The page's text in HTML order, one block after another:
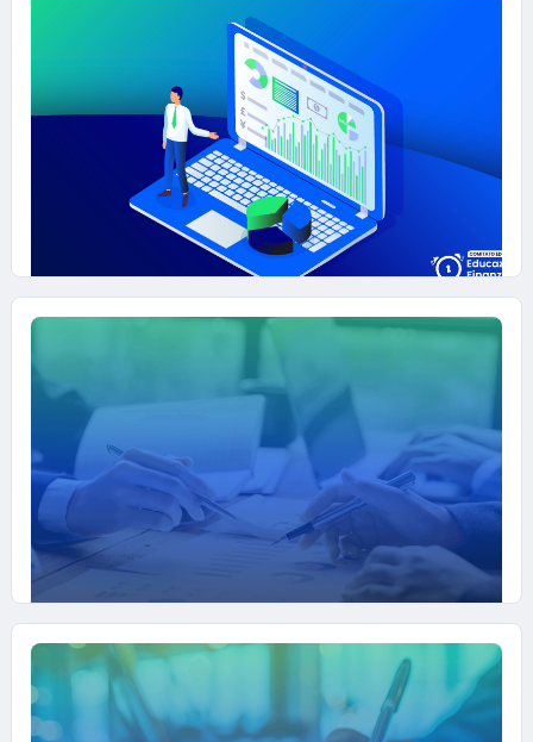
DATAFIN - Il bando giusto
#EDUCAZIONE-FINANZIARIA
DATAFIN - Il bilancio svelato
#ANALIZZA-E-COMPRENDI-IL-MERCATO #EDUCAZIONE-FINANZIARIA
10 OTTOBRE 2025
Trovare il bando giusto